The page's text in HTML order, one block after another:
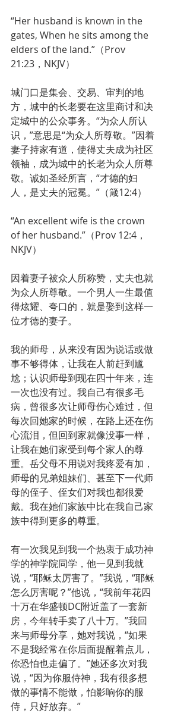
“Her husband is known in the
gates, When he sits among the
elders of the land.”（Prov
21:23，NKJV）
城门口是集会、交易、审判的地
方，城中的长老要在这里商讨和决
定城中的公众事务。“为众人所认
识，”意思是“为众人所尊敬。”因着
妻子持家有道，使得丈夫成为社区
领袖，成为城中的长老为众人所尊
敬。诚如圣经所言，“才德的妇
人，是丈夫的冠冕。”（箴12:4）
“An excellent wife is the crown
of her husband.”（Prov 12:4，
NKJV）
因着妻子被众人所称赞，丈夫也就
为众人所尊敬。一个男人一生最值
得炫耀、夸口的，就是娶到这样一
位才德的妻子。
我的师母，从来没有因为说话或做
事不够得体，让我在人前赶到尴
尬；认识师母到现在四十年来，连
一次也没有过。我自己有很多毛
病，曾很多次让师母伤心难过，但
每次回她家的时候，在路上还在伤
心流泪，但回到家就像没事一样，
让我在她们家受到每个家人的尊
重。岳父母不用说对我疼爱有加，
师母的兄弟姐妹们、甚至下一代师
母的侄子、侄女们对我也都很爱
戴。我在她们家族中比在我自己家
族中得到更多的尊重。
有一次我见到我一个热衷于成功神
学的神学院同学，他一见到我就
说，“耶稣太厉害了。”我说，“耶稣
怎么厉害呢？”他说，“我前年花四
十万在华盛顿DC附近盖了一套新
房，今年转手卖了八十万。”我回
来与师母分享，她对我说，“如果
不是我经常在你后面提醒着点儿，
你恐怕也走偏了。”她还多次对我
说，“因为你服侍神，我有很多想
做的事情不能做，怕影响你的服
侍，只好放弃。”